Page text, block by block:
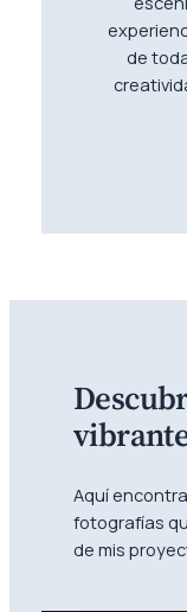
de
Aquí
fotografías
de mis